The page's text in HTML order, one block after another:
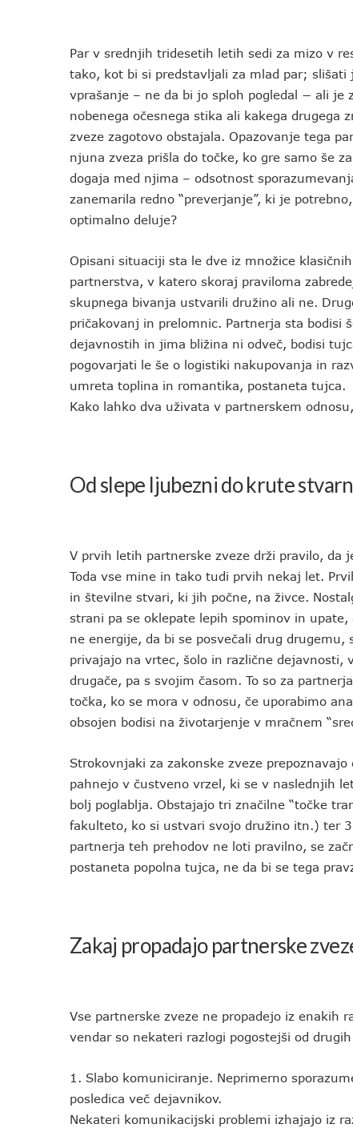
Par v srednjih tridesetih letih sedi za mizo v
tako, kot bi si predstavljali za mlad par;
vprašanje – ne da bi jo sploh pogledal − ali je
nobenega očesnega stika ali kakega
zveze zagotovo obstajala. Opazovanje tega
njuna zveza prišla do točke, ko gre samo še
dogaja med njima – odsotnost
zanemarila redno “preverjanje”, ki je
optimalno deluje?
Opisani situaciji sta le dve iz množice
partnerstva, v katero skoraj praviloma
skupnega bivanja ustvarili družino ali ne.
pričakovanj in prelomnic. Partnerja sta bodisi
dejavnostih in jima bližina ni odveč, bodisi
pogovarjati le še o logistiki nakupovanja in
umreta toplina in romantika, postaneta tujca.
Kako lahko dva uživata v partnerskem
Od slepe ljubezni do krute
V prvih letih partnerske zveze drži pravilo, da
Toda vse mine in tako tudi prvih nekaj let.
in številne stvari, ki jih počne, na živce.
strani pa se oklepate lepih spominov in
ne energije, da bi se posvečali drug
privajajo na vrtec, šolo in različne dejavnosti,
drugače, pa s svojim časom. To so za
točka, ko se mora v odnosu, če uporabimo
obsojen bodisi na životarjenje v mračnem
Strokovnjaki za zakonske zveze
pahnejo v čustveno vrzel, ki se v naslednjih
bolj poglablja. Obstajajo tri značilne “točke
fakulteto, ko si ustvari svojo družino itn.) ter
partnerja teh prehodov ne loti pravilno, se
postaneta popolna tujca, ne da bi se tega
Zakaj propadajo partnerske
Vse partnerske zveze ne propadejo iz enakih
vendar so nekateri razlogi pogostejši od
1. Slabo komuniciranje. Neprimerno
posledica več dejavnikov.
Nekateri komunikacijski problemi izhajajo iz